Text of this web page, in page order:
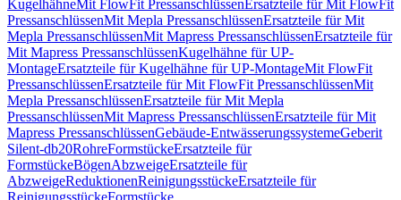
KugelhähneMit FlowFit PressanschlüssenErsatzteile für Mit FlowFit
PressanschlüssenMit Mepla PressanschlüssenErsatzteile für Mit
Mepla PressanschlüssenMit Mapress PressanschlüssenErsatzteile für
Mit Mapress PressanschlüssenKugelhähne für UP-
MontageErsatzteile für Kugelhähne für UP-MontageMit FlowFit
PressanschlüssenErsatzteile für Mit FlowFit PressanschlüssenMit
Mepla PressanschlüssenErsatzteile für Mit Mepla
PressanschlüssenMit Mapress PressanschlüssenErsatzteile für Mit
Mapress PressanschlüssenGebäude-EntwässerungssystemeGeberit
Silent-db20RohreFormstückeErsatzteile für
FormstückeBögenAbzweigeErsatzteile für
AbzweigeReduktionenReinigungsstückeErsatzteile für
ReinigungsstückeFormstücke